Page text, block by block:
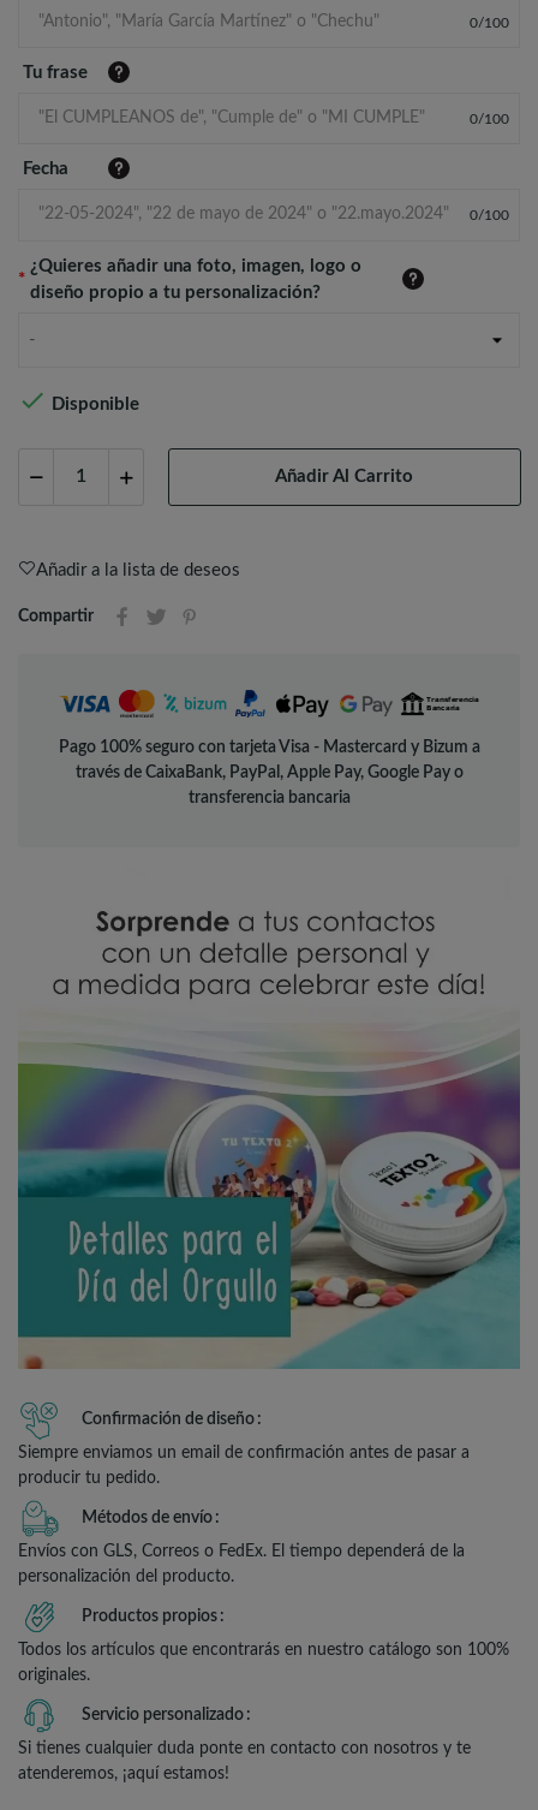
0/100
Tu frase
0/100
Fecha
0/100
*
¿Quieres añadir una foto, imagen, logo o
diseño propio a tu personalización?
-
 Disponible
Añadir Al Carrito
Añadir a la lista de deseos
Compartir
Pago 100% seguro con tarjeta Visa - Mastercard y Bizum a
través de CaixaBank, PayPal, Apple Pay, Google Pay o
transferencia bancaria
Confirmación de diseño
Siempre enviamos un email de confirmación antes de pasar a
producir tu pedido.
Métodos de envío
Envíos con GLS, Correos o FedEx. El tiempo dependerá de la
personalización del producto.
Productos propios
Todos los artículos que encontrarás en nuestro catálogo son 100%
originales.
Servicio personalizado
Si tienes cualquier duda ponte en contacto con nosotros y te
atenderemos, ¡aquí estamos!